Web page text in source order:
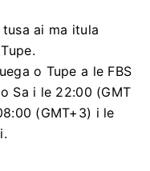
ai ma itula
o Tupe a le FBS
Sa i le 22:00 (GMT
(GMT+3) i le